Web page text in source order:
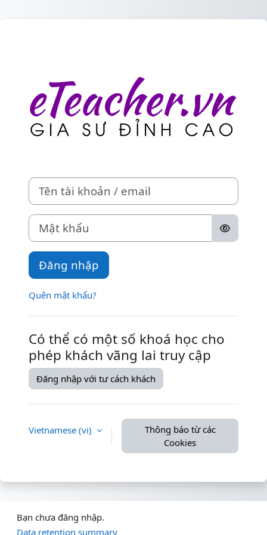
Tên tài khoản / email
Mật khẩu
Đăng nhập
Quên mật khẩu?
Có thể có một số khoá học cho
phép khách vãng lai truy cập
Đăng nhập với tư cách khách
Vietnamese ‎(vi)‎
Thông báo từ các
Cookies
Bạn chưa đăng nhập.
Data retention summary